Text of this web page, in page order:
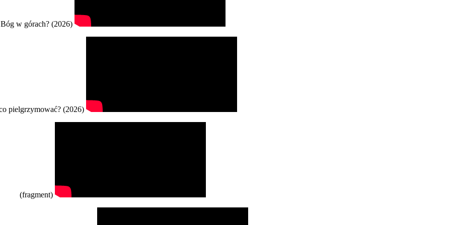
Bóg w górach? (2026)
pielgrzymować? (2026)
(fragment)